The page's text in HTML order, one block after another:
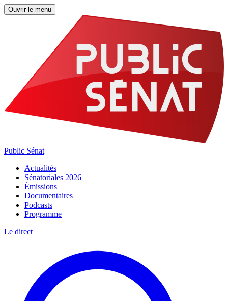
Ouvrir le menu
Public Sénat
Actualités
Sénatoriales 2026
Émissions
Documentaires
Podcasts
Programme
Le direct